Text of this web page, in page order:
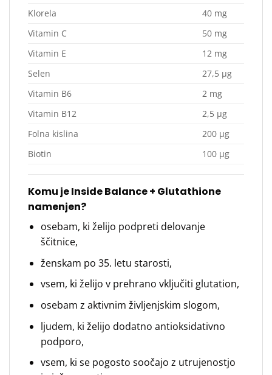
Klorela
40 mg
Vitamin C
50 mg
Vitamin E
12 mg
Selen
27,5 μg
Vitamin B6
2 mg
Vitamin B12
2,5 μg
Folna kislina
200 μg
Biotin
100 μg
Komu je Inside Balance + Glutathione
namenjen?
osebam, ki želijo podpreti delovanje
ščitnice,
ženskam po 35. letu starosti,
vsem, ki želijo v prehrano vključiti glutation,
osebam z aktivnim življenjskim slogom,
ljudem, ki želijo dodatno antioksidativno
podporo,
vsem, ki se pogosto soočajo z utrujenostjo